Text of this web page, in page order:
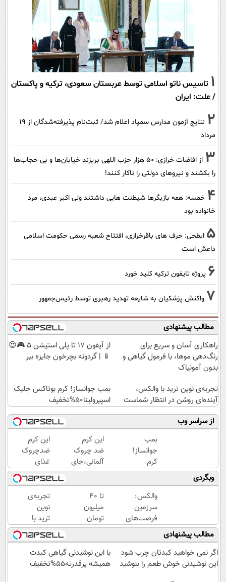
1 تاسیس ناتو اسلامی توسط عربستان سعودی، ترکیه و پاکستان
/ علت: ایران
2
نتایج آزمون مدارس سمپاد اعلام شد/ ثبت‌نام پذیرفته‌شدگان از ۱۹
مرداد
3
از افاضات خرازی: ۵۰ هزار حزب اللهی بریزند خیابان‌ها و بی حجاب‌ها
را بکشند و نیرو‌های دولتی را ناکار کنند!
4 خمسه: همه بازیگرها شیطنت هایی داشتند ولی اکبر عبدی، مرد
خانواده بود
5 ابطحی: حرف های باقرخرازی، افتتاح شعبه رسمی حکومت اسلامی
داعش است
6 پروژه تایفون ترکیه کلید خورد
7 واکنش پزشکیان به شایعه تهدید رهبری توسط رئیس‌جمهور
مطالب پیشنهادی
راهکاری آسان و سریع برای
رنگ‌دهی موها، با فرمول گیاهی و
بدون آمونیاک
از آیفون 17 تا پلی استیشن 5 🎮😍
📱 | گردونه بچرخون جایزه ببر
تجربه‌ی نوین ترید با والکس،
آینده‌ای روشن در انتظار شماست
بمب جوانساز! کرم بوتاکس جلبک
اسپیرولینا50%تخفیف
از سراسر وب
بمب
جوانساز!
کرم
بوتاکس
جلبک
اسپیرولینا50%تخفیف
این کرم
ضد چروک
آلمانی،جای
بوتاکس رو
برات پر
میکنه!
تخفیف تا
امشب
این کرم
ضدچروک
غذای
پوستت
رو تامین
میکنه
(خرید با
40%تخفیف)
وبگردی
والکس:
سرزمین
فرصت‌های
سرمایه‌گذاری
دیجیتال شما
تا ۴۰
میلیون
تومان
اعتبار
بگیر
تجربه‌ی
نوین
ترید با
والکس،
آینده‌ای
روشن
در
مطالب پیشنهادی
اگر نمی خواهید کبدتان چرب شود
این نوشیدنی خوش طعم را بنوشید
با این نوشیدنی گیاهی کبدت
همیشه پرقدرته55%تخفیف